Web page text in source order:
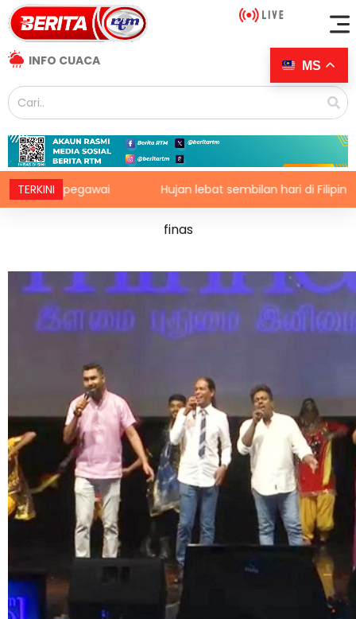
INFO CUACA
TERKINI Hujan lebat sembilan hari di Filipina ragut 13
finas
MS